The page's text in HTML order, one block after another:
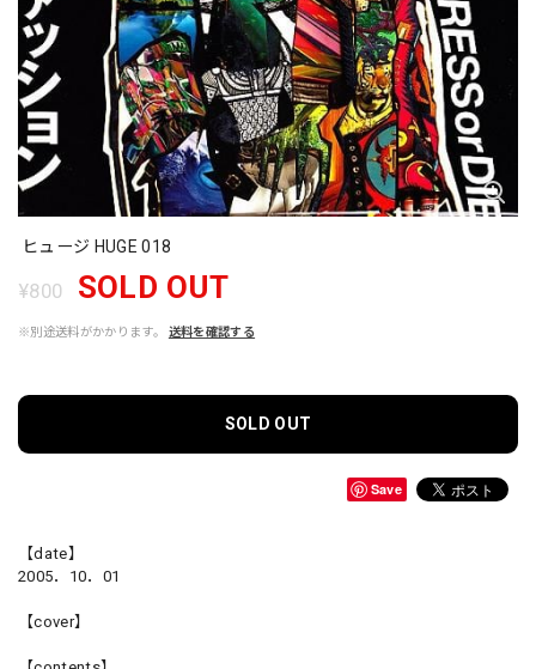
ヒュージ HUGE 018
¥800 SOLD OUT
※別途送料がかかります。 送料を確認する
SOLD OUT
Save
【date】
2005．10．01
【cover】